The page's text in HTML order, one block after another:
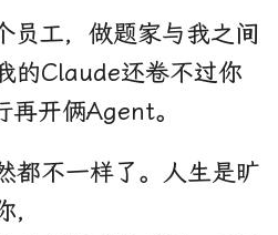
员工，做题家与我之间
的Claude还卷不过你
再开俩Agent。
都不一样了。人生是旷